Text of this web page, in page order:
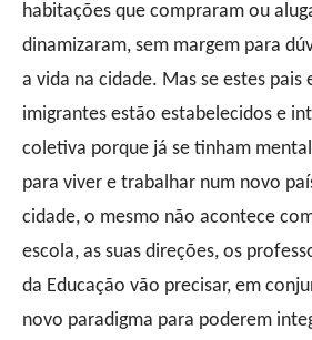
habitações que compraram ou
dinamizaram, sem margem para
a vida na cidade. Mas se estes pais
imigrantes estão estabelecidos e
coletiva porque já se tinham
para viver e trabalhar num novo
cidade, o mesmo não acontece
escola, as suas direções, os
da Educação vão precisar, em
novo paradigma para poderem